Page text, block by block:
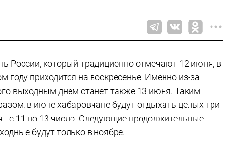
России, который традиционно отмечают 12 июня, в
году приходится на воскресенье. Именно из-за
выходным днем станет также 13 июня. Таким
в июне хабаровчане будут отдыхать целых три
- с 11 по 13 число. Следующие продолжительные
будут только в ноябре.